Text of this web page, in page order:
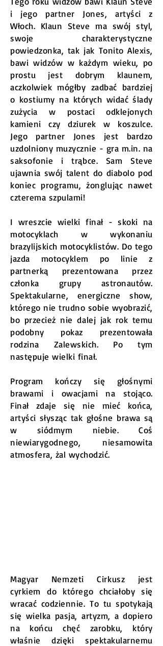
i jego partner Jones, artyści z
Włoch. Klaun Steve ma swój styl,
swoje charakterystyczne
powiedzonka, tak jak Tonito Alexis,
bawi widzów w każdym wieku, po
prostu jest dobrym klaunem,
aczkolwiek mógłby zadbać bardziej
o kostiumy na których widać ślady
zużycia w postaci odklejonych
kamieni czy dziurek w koszulce.
Jego partner Jones jest bardzo
uzdolniony muzycznie - gra m.in. na
saksofonie i trąbce. Sam Steve
ujawnia swój talent do diabolo pod
koniec programu, żonglując nawet
czterema szpulami!
I wreszcie wielki finał - skoki na
motocyklach w wykonaniu
brazylijskich motocyklistów. Do tego
jazda motocyklem po linie z
partnerką prezentowana przez
członka grupy astronautów.
Spektakularne, energiczne show,
którego nie trudno sobie wyobrazić,
bo przecież nie dalej jak rok temu
podobny pokaz prezentowała
rodzina Zalewskich. Po tym
następuje wielki finał.
Program kończy się głośnymi
brawami i owacjami na stojąco.
Finał zdaje się nie mieć końca,
artyści słysząc tak głośne brawa są
w siódmym niebie. Coś
niewiarygodnego, niesamowita
atmosfera, żal wychodzić.
Magyar Nemzeti Cirkusz jest
cyrkiem do którego chciałoby się
wracać codziennie. To tu spotykają
się wielka pasja, artyzm, a dopiero
na końcu chęć zarobku, który
właśnie dzięki spektakularnemu